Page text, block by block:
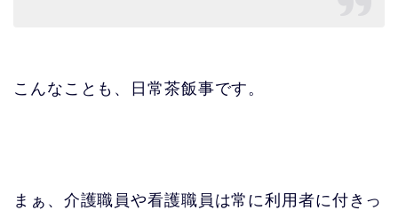
こんなことも、日常茶飯事です。
まぁ、介護職員や看護職員は常に利用者に付きっ